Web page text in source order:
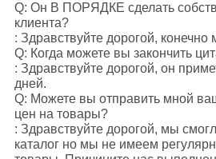
Q: Он В ПОРЯДКЕ сделать
клиента?
: Здравствуйте дорогой,
Q: Когда можете вы закончить
: Здравствуйте дорогой, он
дней.
Q: Можете вы отправить мной
цен на товары?
: Здравствуйте дорогой, мы
каталог но мы не имеем